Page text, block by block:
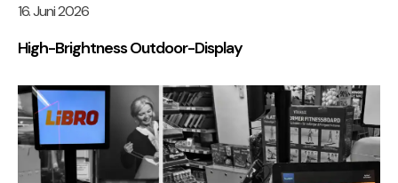
16. Juni 2026
High-Brightness Outdoor-Display